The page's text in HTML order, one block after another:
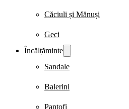
Căciuli și Mănuși
Geci
Încălțăminte
Sandale
Balerini
Pantofi